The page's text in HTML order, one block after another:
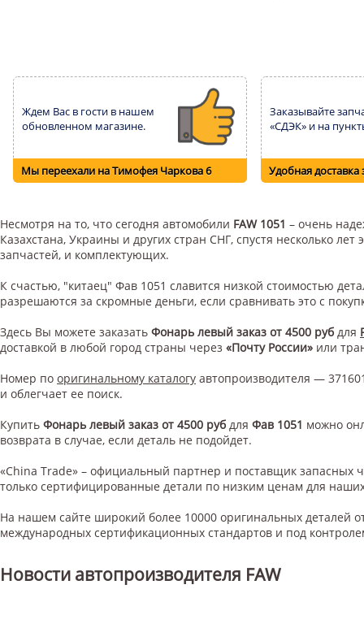
Ждем Вас в гости в нашем
обновленном магазине.
Мы переехали на Тимофея Чаркова 6
Заказывайте
«СДЭК» и на
Удобная доставка
Несмотря на то, что сегодня автомобили FAW 1051 – очень
Казахстана, Украины и других стран СНГ, спустя несколько
запчастей, и комплектующих.
К счастью, "китаец" Фав 1051 славится низкой стоимостью
разрешаются за скромные деньги, если сравнивать это с
Здесь Вы можете заказать Фонарь левый заказ от 4500 руб для
доставкой в любой город страны через «Почту России» или
Номер по оригинальному каталогу автопроизводителя —
и облегчает ее поиск.
Купить Фонарь левый заказ от 4500 руб для Фав 1051 можно
возврата в случае, если деталь не подойдет.
«China Trade» – официальный партнер и поставщик запасных
только сертифицированные детали по низким ценам для
На нашем сайте широкий более 10000 оригинальных деталей
международных сертификационных стандартов и под
Новости автопроизводителя FAW